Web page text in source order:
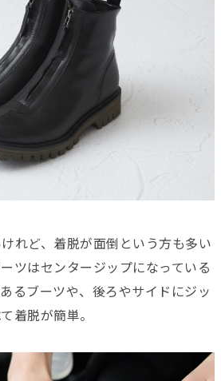
れど、着脱が面倒という方も多い
ツはセンタージップになっている
るブーツや、後ろやサイドにジッ
着脱が簡単。